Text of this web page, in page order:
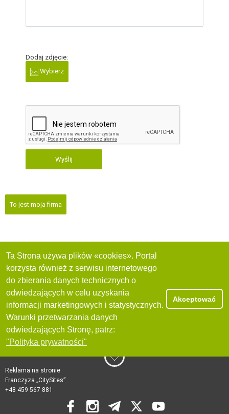
Dodaj zdjęcie:
Wybierz
Wyślij
To jest moja firma
Ta Strona używa plików «cookies». Portal
korzysta również z serwisu internetowego
do zbierania danych technicznych o
odwiedzających w celu uzyskania
informacji marketingowych i statystycznych.
Warunki przetwarzania danych
odwiedzających Stronę, patrz:
"Polityka prywatności"
Akceptować
Reklama na stronie
Franczyza „CitySites”
+48 459 567 881